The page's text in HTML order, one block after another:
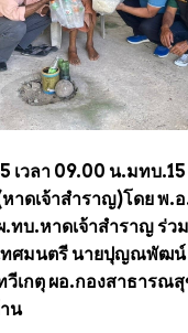
เวลา 09.00 น.มทบ
าดเจ้าสำราญ)โดย พ.
.ทบ.หาดเจ้าสำราญ ร่ว
ทศมนตรี นายปุญณพัฒน์
วีเกตุ ผอ.กองสาธาร
น